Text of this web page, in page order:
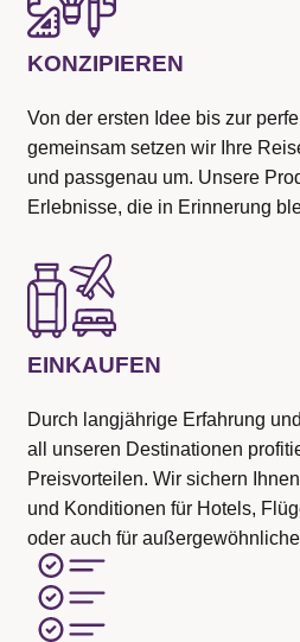
KONZIPIEREN
Von der ersten Idee bis zur
gemeinsam setzen wir Ihre
und passgenau um. Unsere
Erlebnisse, die in Erinnerung
EINKAUFEN
Durch langjährige Erfahrung
all unseren Destinationen
Preisvorteilen. Wir sichern
und Konditionen für Hotels,
oder auch für